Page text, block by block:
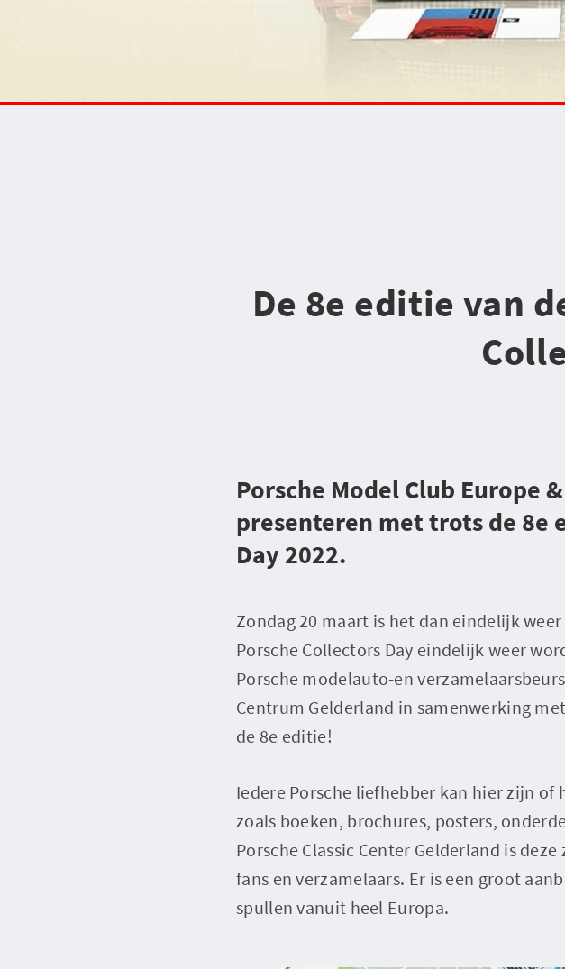
De 8e editie van
Porsche Model Club Europe
presenteren met trots de 8e
Day 2022.
Zondag 20 maart is het dan eindelijk
Porsche Collectors Day eindelijk weer
Porsche modelauto-en
Centrum Gelderland in samenwerking
de 8e editie!
Iedere Porsche liefhebber kan hier zijn
zoals boeken, brochures, posters,
Porsche Classic Center Gelderland is
fans en verzamelaars. Er is een groot
spullen vanuit heel Europa.